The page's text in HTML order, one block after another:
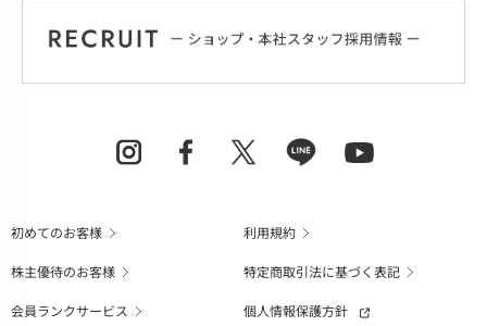
初めてのお客様
利用規約
株主優待のお客様
特定商取引法に基づく表記
会員ランクサービス
個人情報保護方針